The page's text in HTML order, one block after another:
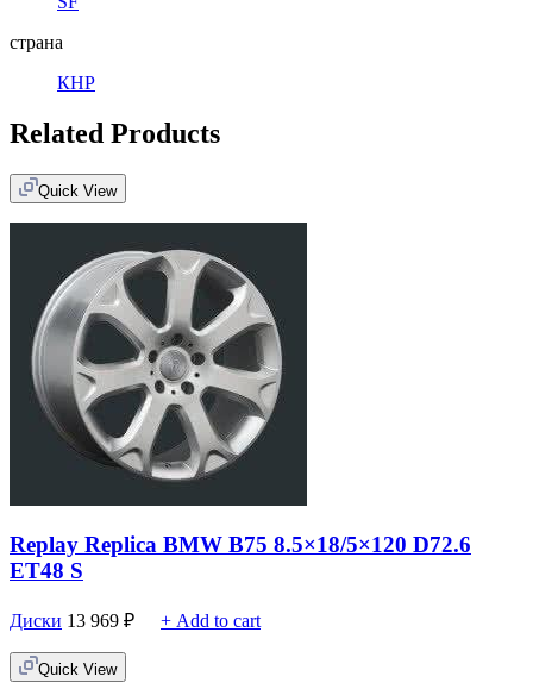
страна
КНР
Related Products
Quick View
Replay Replica BMW B75 8.5×18/5×120 D72.6
ET48 S
Диски 13 969 ₽ + Add to cart
Quick View